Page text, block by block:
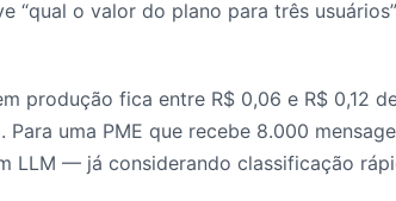
“qual o valor do plano para três
produção fica entre R$ 0,06 e R$ 0,12
uma PME que recebe 8.000
LLM — já considerando classificação